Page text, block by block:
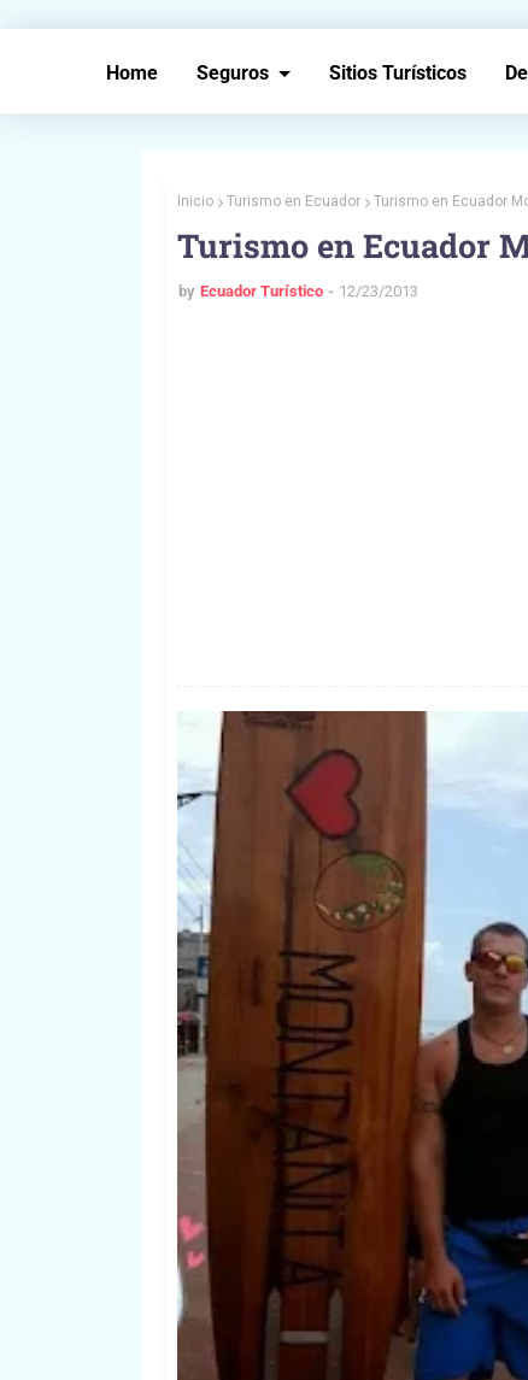
Home Seguros Sitios Turísticos
Inicio Turismo en Ecuador Turismo en Ecuador
Turismo en Ecuador
by Ecuador Turístico 12/23/2013